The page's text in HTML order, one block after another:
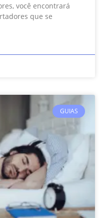
você encontrará
que se
GUIAS